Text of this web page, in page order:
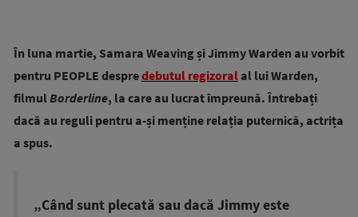
În luna martie, Samara Weaving și Jimmy Warden au vorbit
pentru PEOPLE despredebutul regizoral al lui Warden,
filmul Borderline, la care au lucrat împreună. Întrebați
dacă au reguli pentru a-și menține relația puternică, actrița
a spus.
„Când sunt plecată sau dacă Jimmy este